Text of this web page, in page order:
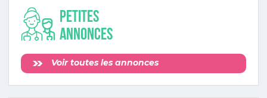
Petites
annonces
Voir toutes les annonces